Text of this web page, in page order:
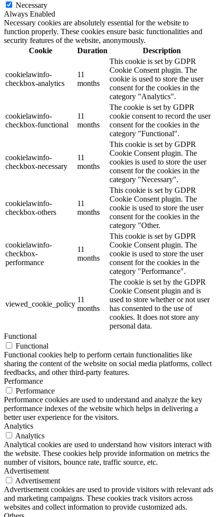
Necessary
Always Enabled
Necessary cookies are absolutely essential for the website to
function properly. These cookies ensure basic functionalities and
security features of the website, anonymously.
Cookie
Duration Description
cookielawinfo-
checkbox-analytics
11
months
This cookie is set by GDPR
Cookie Consent plugin. The
cookie is used to store the user
consent for the cookies in the
category "Analytics".
cookielawinfo-
checkbox-functional
11
months
The cookie is set by GDPR
cookie consent to record the user
consent for the cookies in the
category "Functional".
cookielawinfo-
checkbox-necessary
11
months
This cookie is set by GDPR
Cookie Consent plugin. The
cookies is used to store the user
consent for the cookies in the
category "Necessary".
cookielawinfo-
checkbox-others
11
months
This cookie is set by GDPR
Cookie Consent plugin. The
cookie is used to store the user
consent for the cookies in the
category "Other.
cookielawinfo-
checkbox-
performance
11
months
This cookie is set by GDPR
Cookie Consent plugin. The
cookie is used to store the user
consent for the cookies in the
category "Performance".
viewed_cookie_policy
11
months
The cookie is set by the GDPR
Cookie Consent plugin and is
used to store whether or not user
has consented to the use of
cookies. It does not store any
personal data.
Functional
Functional
Functional cookies help to perform certain functionalities like
sharing the content of the website on social media platforms, collect
feedbacks, and other third-party features.
Performance
Performance
Performance cookies are used to understand and analyze the key
performance indexes of the website which helps in delivering a
better user experience for the visitors.
Analytics
Analytics
Analytical cookies are used to understand how visitors interact with
the website. These cookies help provide information on metrics the
number of visitors, bounce rate, traffic source, etc.
Advertisement
Advertisement
Advertisement cookies are used to provide visitors with relevant ads
and marketing campaigns. These cookies track visitors across
websites and collect information to provide customized ads.